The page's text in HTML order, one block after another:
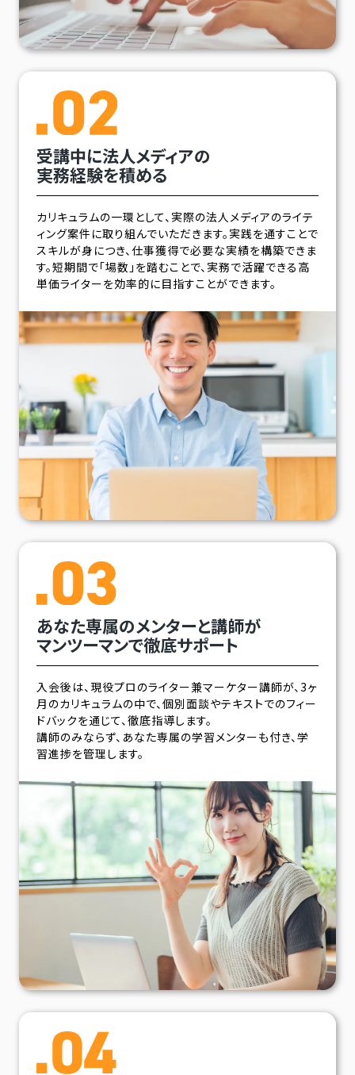
受講中に法人メディアの
実務経験を積める
カリキュラムの一環として、実際の法人メディアのライテ
ィング案件に取り組んでいただきます。実践を通すことで
スキルが身につき、仕事獲得で必要な実績を構築できま
す。短期間で「場数」を踏むことで、実務で活躍できる高
単価ライターを効率的に目指すことができます。
あなた専属のメンターと講師が
マンツーマンで徹底サポート
入会後は、現役プロのライター兼マーケター講師が、3ヶ
月のカリキュラムの中で、個別面談やテキストでのフィー
ドバックを通じて、徹底指導します。
講師のみならず、あなた専属の学習メンターも付き、学
習進捗を管理します。